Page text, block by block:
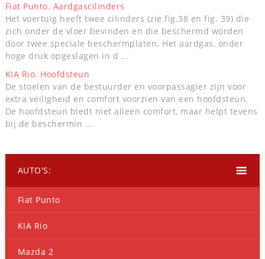
Fiat Punto. Aardgascilinders
Het voertuig heeft twee cilinders (zie fig.38 en fig. 39) die
zich onder de vloer bevinden en die beschermd worden
door twee speciale beschermplaten. Het aardgas, onder
hoge druk opgeslagen in d ...
KIA Rio. Hoofdsteun
De stoelen van de bestuurder en voorpassagier zijn voor
extra veiligheid en comfort voorzien van een hoofdsteun.
De hoofdsteun biedt niet alleen comfort, maar helpt tevens
bij de beschermin ...
AUTO'S:
Fiat Punto
KIA Rio
Mazda 2